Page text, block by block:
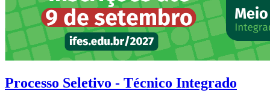
Processo Seletivo - Técnico Integrado